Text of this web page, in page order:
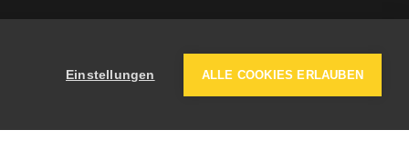
Einstellungen ALLE COOKIES ERLAUBEN